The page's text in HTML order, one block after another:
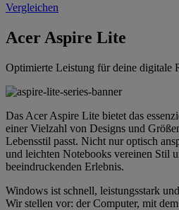
Vergleichen
Acer Aspire Lite
Optimierte Leistung für deine digitale
Das Acer Aspire Lite bietet das
einer Vielzahl von Designs und
Lebensstil passt. Nicht nur optisch
und leichten Notebooks vereinen Stil
beeindruckenden Erlebnis.
Windows ist schnell, leistungsstark
Wir stellen vor: der Computer, mit